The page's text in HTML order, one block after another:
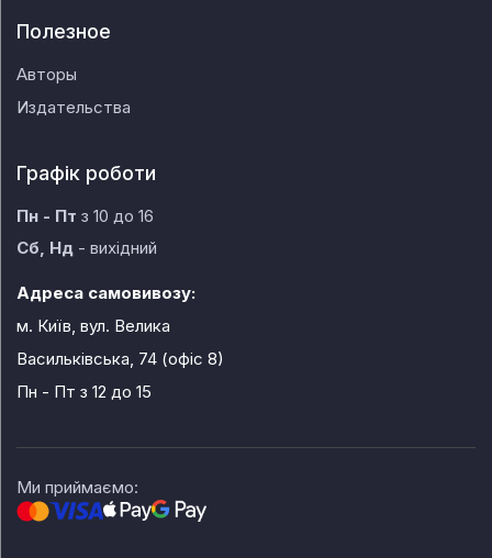
Полезное
Авторы
Издательства
Графік роботи
Пн - Пт з 10 до 16
Сб, Нд - вихідний
Адреса самовивозу:
м. Київ, вул. Велика
Васильківська, 74 (офіс 8)
Пн - Пт з 12 до 15
Ми приймаємо: